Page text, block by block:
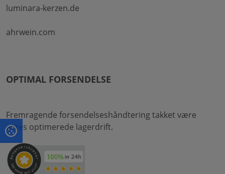
luminara-kerzen.de
ahrwein.com
OPTIMAL FORSENDELSE
Fremragende forsendelseshåndtering takket være
vores optimerede lagerdrift.